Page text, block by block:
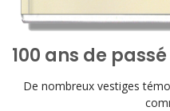
100 ans de
De nombreux vestiges